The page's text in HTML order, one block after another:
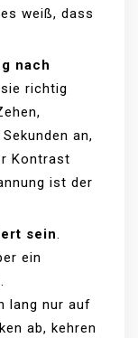
weiß, dass
nach
richtig
an,
Kontrast
ist der
sein.
ein
lang nur auf
ab, kehren